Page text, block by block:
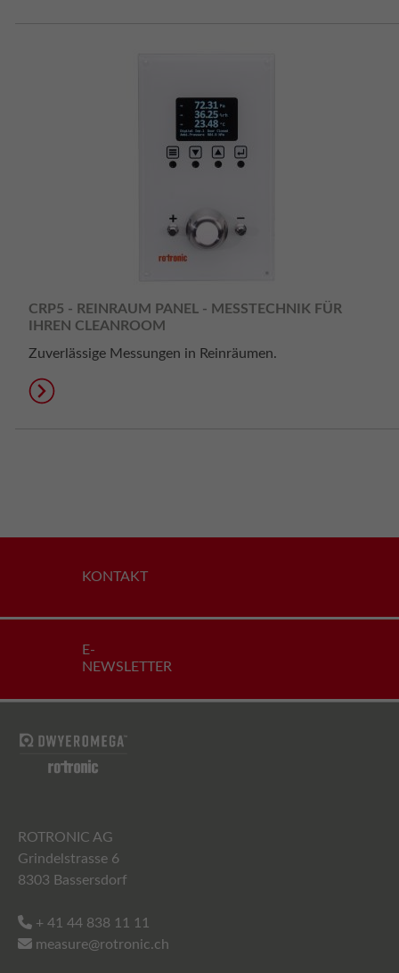
CRP5 - REINRAUM PANEL - MESSTECHNIK FÜR
IHREN CLEANROOM
Zuverlässige Messungen in Reinräumen.
KONTAKT
E-
NEWSLETTER
ROTRONIC AG
Grindelstrasse 6
8303 Bassersdorf
+ 41 44 838 11 11
measure@rotronic.ch